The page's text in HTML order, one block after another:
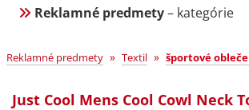
Reklamné predmety– kategórie
Reklamné predmety » Textil » športové
Just Cool Mens Cool Cowl Neck